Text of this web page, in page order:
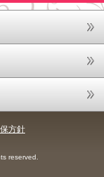
方針
reserved.